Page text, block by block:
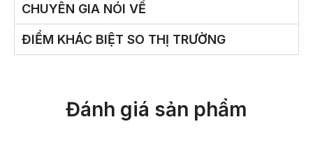
CHUYÊN GIA NÓI VỀ
ĐIỂM KHÁC BIỆT SO THỊ TRƯỜNG
Đánh giá sản phẩm